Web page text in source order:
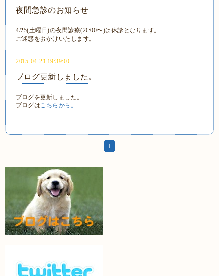
夜間急診のお知らせ
4/25(土曜日)の夜間診療(20:00〜)は休診となります。
ご迷惑をおかけいたします。
2015-04-23 19:39:00
ブログ更新しました。
ブログを更新しました。
ブログは こちらから。
1